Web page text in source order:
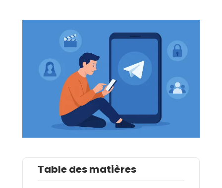
Table des matières